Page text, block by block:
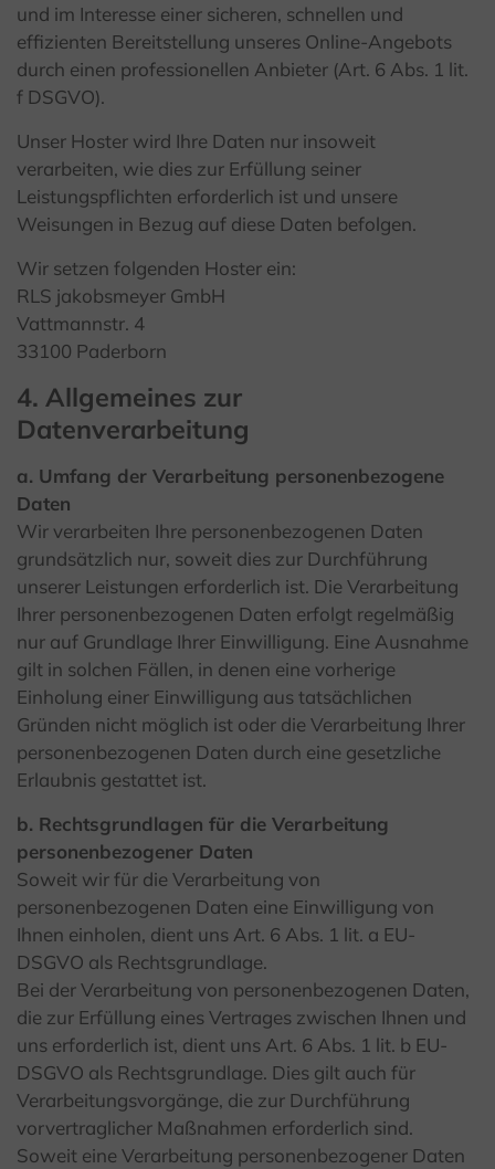
und im Interesse einer sicheren, schnellen und
effizienten Bereitstellung unseres Online-Angebots
durch einen professionellen Anbieter (Art. 6 Abs. 1 lit.
f DSGVO).
Unser Hoster wird Ihre Daten nur insoweit
verarbeiten, wie dies zur Erfüllung seiner
Leistungspflichten erforderlich ist und unsere
Weisungen in Bezug auf diese Daten befolgen.
Wir setzen folgenden Hoster ein:
RLS jakobsmeyer GmbH
Vattmannstr. 4
33100 Paderborn
4. Allgemeines zur
Datenverarbeitung
a. Umfang der Verarbeitung personenbezogene
Daten
Wir verarbeiten Ihre personenbezogenen Daten
grundsätzlich nur, soweit dies zur Durchführung
unserer Leistungen erforderlich ist. Die Verarbeitung
Ihrer personenbezogenen Daten erfolgt regelmäßig
nur auf Grundlage Ihrer Einwilligung. Eine Ausnahme
gilt in solchen Fällen, in denen eine vorherige
Einholung einer Einwilligung aus tatsächlichen
Gründen nicht möglich ist oder die Verarbeitung Ihrer
personenbezogenen Daten durch eine gesetzliche
Erlaubnis gestattet ist.
b. Rechtsgrundlagen für die Verarbeitung
personenbezogener Daten
Soweit wir für die Verarbeitung von
personenbezogenen Daten eine Einwilligung von
Ihnen einholen, dient uns Art. 6 Abs. 1 lit. a EU-
DSGVO als Rechtsgrundlage.
Bei der Verarbeitung von personenbezogenen Daten,
die zur Erfüllung eines Vertrages zwischen Ihnen und
uns erforderlich ist, dient uns Art. 6 Abs. 1 lit. b EU-
DSGVO als Rechtsgrundlage. Dies gilt auch für
Verarbeitungsvorgänge, die zur Durchführung
vorvertraglicher Maßnahmen erforderlich sind.
Soweit eine Verarbeitung personenbezogener Daten